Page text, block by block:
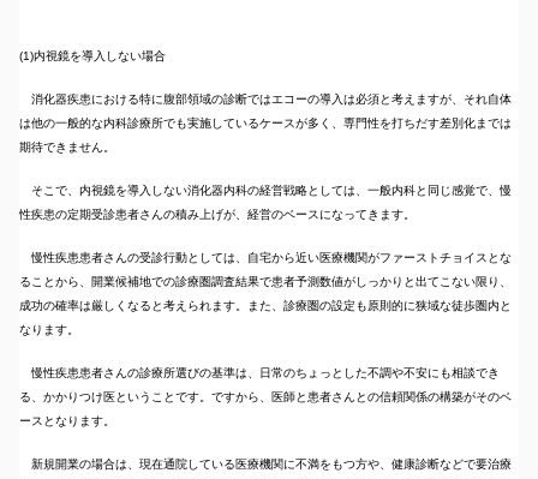
(1)内視鏡を導入しない場合
消化器疾患における特に腹部領域の診断ではエコーの導入は必須と考えますが、それ自体
は他の一般的な内科診療所でも実施しているケースが多く、専門性を打ちだす差別化までは
期待できません。
そこで、内視鏡を導入しない消化器内科の経営戦略としては、一般内科と同じ感覚で、慢
性疾患の定期受診患者さんの積み上げが、経営のベースになってきます。
慢性疾患患者さんの受診行動としては、自宅から近い医療機関がファーストチョイスとな
ることから、開業候補地での診療圏調査結果で患者予測数値がしっかりと出てこない限り、
成功の確率は厳しくなると考えられます。また、診療圏の設定も原則的に狭域な徒歩圏内と
なります。
慢性疾患患者さんの診療所選びの基準は、日常のちょっとした不調や不安にも相談でき
る、かかりつけ医ということです。ですから、医師と患者さんとの信頼関係の構築がそのベ
ースとなります。
新規開業の場合は、現在通院している医療機関に不満をもつ方や、健康診断などで要治療